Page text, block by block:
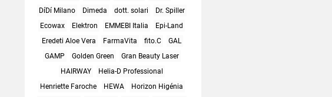
DíDí Milano
Dimeda dott. solari
Dr. Spiller
Ecowax
Elektron EMMEBI Italia
Epi-Land
Eredeti Aloe Vera
FarmaVita fito.C
GAL
GAMP
Golden Green
Gran Beauty Laser
HAIRWAY
Helia-D Professional
Henriette Faroche
HEWA
Horizon Higénia